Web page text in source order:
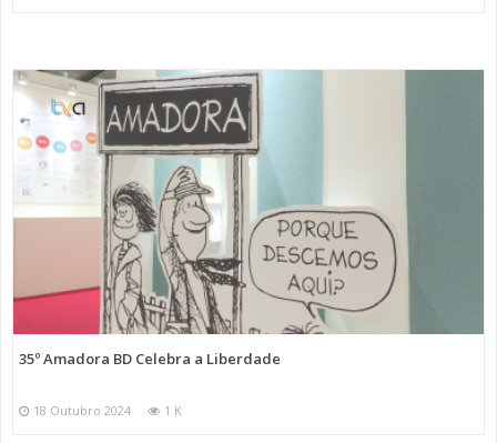
35º Amadora BD Celebra a Liberdade
18 Outubro 2024 1 K